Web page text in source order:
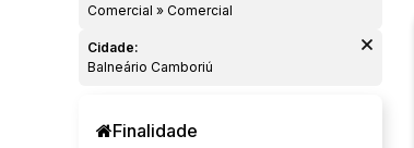
Comercial » Comercial
Cidade:
Balneário Camboriú
Finalidade